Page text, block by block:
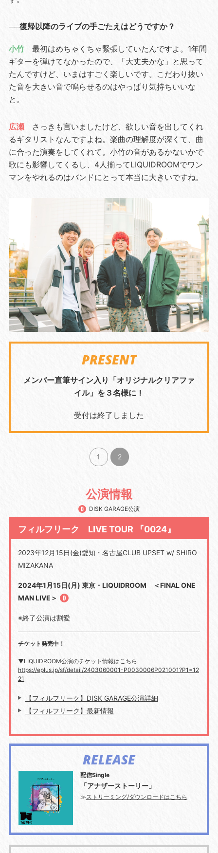
──復帰以降のライブの手ごたえはどうですか？
小竹
最初はめちゃくちゃ緊張していたんですよ。1年間
ギターを弾けてなかったので、「大丈夫かな」と思って
たんですけど、いまはすごく楽しいです。こだわり抜い
た音を大きい音で鳴らせるのはやっぱり気持ちいいな
と。
広瀬
さっきも言いましたけど、欲しい音を出してくれ
るギタリストなんですよね。楽曲の理解度が深くて、曲
に合った演奏をしてくれて。小竹の音があるかないかで
歌にも影響してくるし、4人揃ってLIQUIDROOMでワン
マンをやれるのはバンドにとって本当に大きいですね。
PRESENT
メンバー直筆サイン入り「オリジナルクリアファ
イル」を３名様に！
受付は終了しました
1 2
公演情報
DISK GARAGE公演
フィルフリーク LIVE TOUR 『0024』
2023年12月15日(金)愛知・名古屋CLUB UPSET w/ SHIRO
MIZAKANA
2024年1月15日(月) 東京・LIQUIDROOM ＜FINAL ONE
MAN LIVE＞
※終了公演は割愛
チケット発売中！
▼LIQUIDROOM公演のチケット情報はこちら
https://eplus.jp/sf/detail/2403060001-P0030006P021001?P1=12
21
【フィルフリーク】DISK GARAGE公演詳細
【フィルフリーク】最新情報
RELEASE
配信Single
「アナザーストーリー」
≫ストリーミング/ダウンロードはこちら